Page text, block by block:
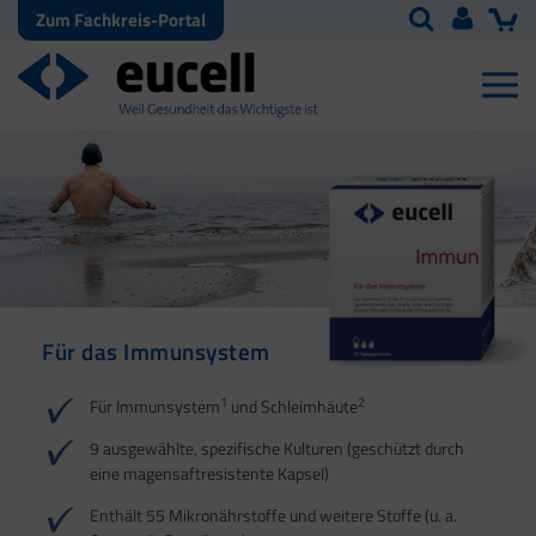
Zum Fachkreis-Portal
Für das Immunsystem
Für Immunsystem1 und Schleimhäute2
9 ausgewählte, spezifische Kulturen (geschützt durch
eine magensaftresistente Kapsel)
Enthält 55 Mikronährstoffe und weitere Stoffe (u. a.
Für Haut, Haare und
4
Für Ihre natürliche